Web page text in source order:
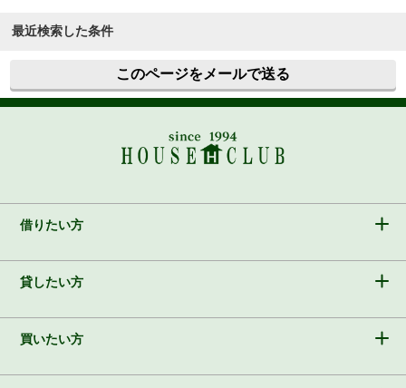
最近検索した条件
このページをメールで送る
借りたい方
貸したい方
買いたい方